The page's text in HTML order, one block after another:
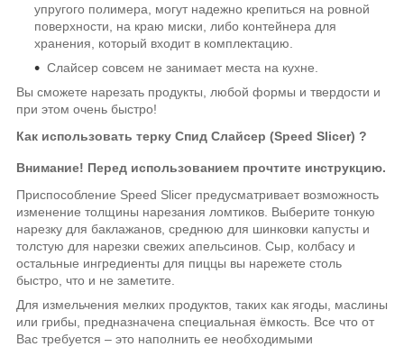
упругого полимера, могут надежно крепиться на ровной
поверхности, на краю миски, либо контейнера для
хранения, который входит в комплектацию.
Слайсер совсем не занимает места на кухне.
Вы сможете нарезать продукты, любой формы и твердости и
при этом очень быстро!
Как использовать терку Спид Слайсер (Speed Slicer) ?
Внимание! Перед использованием прочтите инструкцию.
Приспособление Speed Slicer предусматривает возможность
изменение толщины нарезания ломтиков. Выберите тонкую
нарезку для баклажанов, среднюю для шинковки капусты и
толстую для нарезки свежих апельсинов. Сыр, колбасу и
остальные ингредиенты для пиццы вы нарежете столь
быстро, что и не заметите.
Для измельчения мелких продуктов, таких как ягоды, маслины
или грибы, предназначена специальная ёмкость. Все что от
Вас требуется – это наполнить ее необходимыми